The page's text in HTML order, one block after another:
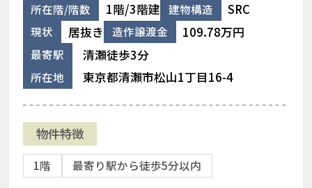
所在階/階数 1階/3階建 建物構造 SRC
現状 居抜き 造作譲渡金 109.78万円
最寄駅 清瀬徒歩3分
所在地 東京都清瀬市松山1丁目16-4
物件特徴
1階 最寄り駅から徒歩5分以内